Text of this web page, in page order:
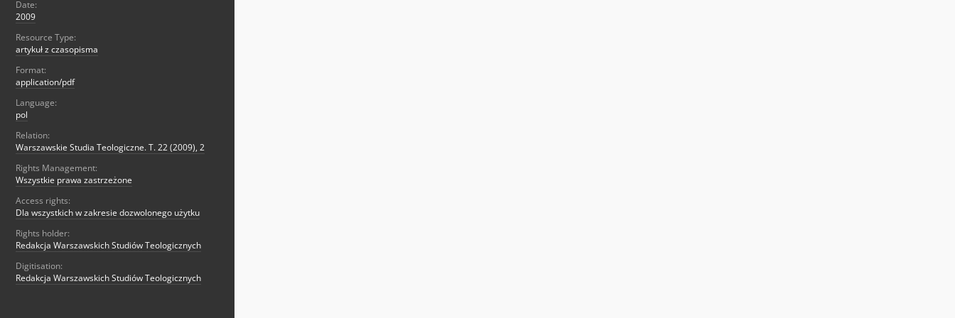
Date:
2009
Resource Type:
artykuł z czasopisma
Format:
application/pdf
Language:
pol
Relation:
Warszawskie Studia Teologiczne. T. 22 (2009), 2
Rights Management:
Wszystkie prawa zastrzeżone
Access rights:
Dla wszystkich w zakresie dozwolonego użytku
Rights holder:
Redakcja Warszawskich Studiów Teologicznych
Digitisation:
Redakcja Warszawskich Studiów Teologicznych